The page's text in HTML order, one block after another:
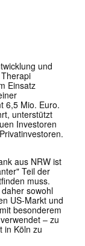
und
Einsatz
6,5 Mio. Euro.
unterstützt
Investoren
aus NRW ist
Teil der
muss.
sowohl
US-Markt und
besonderem
– zu
in Köln zu